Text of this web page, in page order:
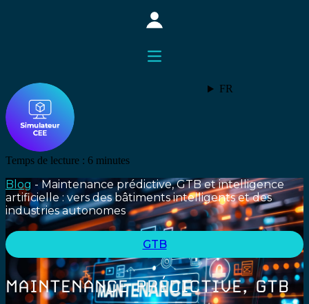
FR
Temps de lecture : 6 minutes
Blog -Maintenance prédictive, GTB et intelligence
artificielle : vers des bâtiments intelligents et des
industries autonomes
GTB
MAINTENANCE PRÉDICTIVE, GTB